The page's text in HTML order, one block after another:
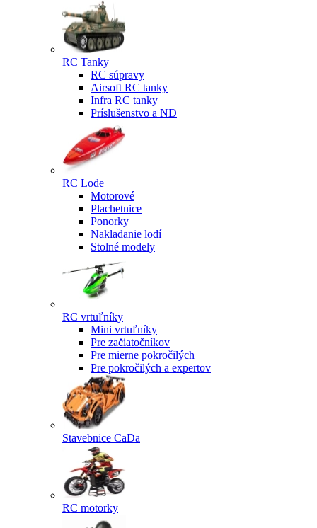
RC Tanky
RC súpravy
Airsoft RC tanky
Infra RC tanky
Príslušenstvo a ND
RC Lode
Motorové
Plachetnice
Ponorky
Nakladanie lodí
Stolné modely
RC vrtuľníky
Mini vrtuľníky
Pre začiatočníkov
Pre mierne pokročilých
Pre pokročilých a expertov
Stavebnice CaDa
RC motorky